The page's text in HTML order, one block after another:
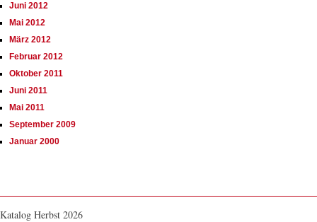
Juni 2012
Mai 2012
März 2012
Februar 2012
Oktober 2011
Juni 2011
Mai 2011
September 2009
Januar 2000
Katalog Herbst 2026